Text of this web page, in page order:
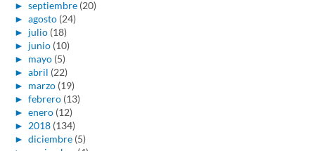
► septiembre (20)
► agosto (24)
► julio (18)
► junio (10)
► mayo (5)
► abril (22)
► marzo (19)
► febrero (13)
► enero (12)
► 2018 (134)
► diciembre (5)